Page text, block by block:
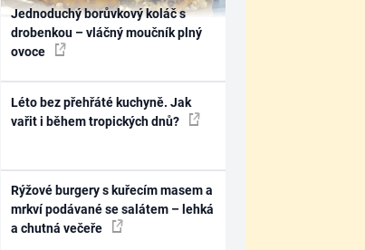
Jednoduchý borůvkový koláč s
drobenkou – vláčný moučník plný
ovoce
Léto bez přehřáté kuchyně. Jak
vařit i během tropických dnů?
Rýžové burgery s kuřecím masem a
mrkví podávané se salátem – lehká
a chutná večeře